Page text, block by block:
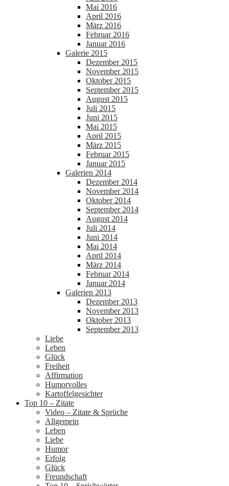
Mai 2016
April 2016
März 2016
Februar 2016
Januar 2016
Galerie 2015
Dezember 2015
November 2015
Oktober 2015
September 2015
August 2015
Juli 2015
Juni 2015
Mai 2015
April 2015
März 2015
Februar 2015
Januar 2015
Galerien 2014
Dezember 2014
November 2014
Oktober 2014
September 2014
August 2014
Juli 2014
Juni 2014
Mai 2014
April 2014
März 2014
Februar 2014
Januar 2014
Galerien 2013
Dezember 2013
November 2013
Oktober 2013
September 2013
Liebe
Leben
Glück
Freiheit
Affirmation
Humorvolles
Kartoffelgesichter
Top 10 – Zitate
Video – Zitate & Sprüche
Allgemein
Leben
Liebe
Humor
Erfolg
Glück
Freundschaft